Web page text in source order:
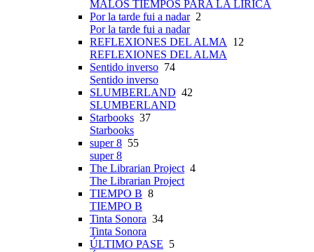
MALOS TIEMPOS PARA LA LÍRICA
Por la tarde fui a nadar2
Por la tarde fui a nadar
REFLEXIONES DEL ALMA
12
REFLEXIONES DEL ALMA
Sentido inverso 74
Sentido inverso
SLUMBERLAND 42
SLUMBERLAND
Starbooks 37
Starbooks
super 8 55
super 8
The Librarian Project 4
The Librarian Project
TIEMPO B 8
TIEMPO B
Tinta Sonora 34
Tinta Sonora
ÚLTIMO PASE 5